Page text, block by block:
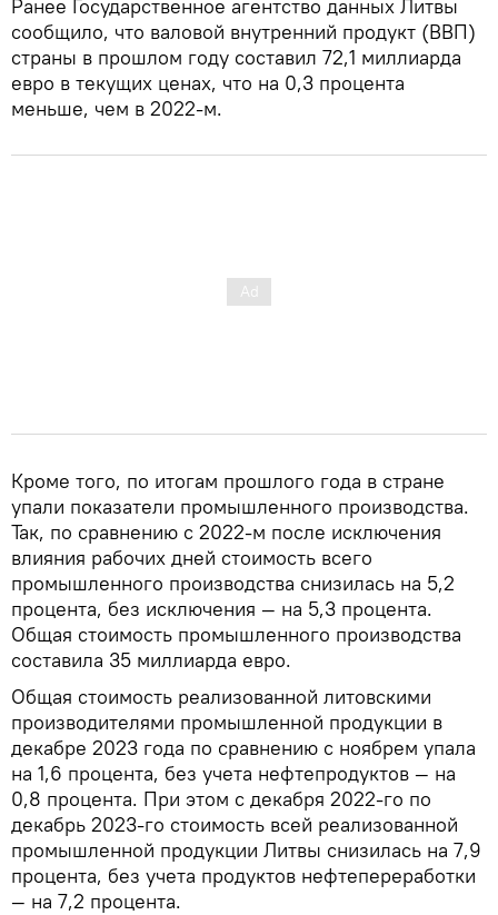
Ранее Государственное агентство данных Литвы
сообщило, что валовой внутренний продукт (ВВП)
страны в прошлом году составил 72,1 миллиарда
евро в текущих ценах, что на 0,3 процента
меньше, чем в 2022-м.
Кроме того, по итогам прошлого года в стране
упали показатели промышленного производства.
Так, по сравнению с 2022-м после исключения
влияния рабочих дней стоимость всего
промышленного производства снизилась на 5,2
процента, без исключения — на 5,3 процента.
Общая стоимость промышленного производства
составила 35 миллиарда евро.
Общая стоимость реализованной литовскими
производителями промышленной продукции в
декабре 2023 года по сравнению с ноябрем упала
на 1,6 процента, без учета нефтепродуктов — на
0,8 процента. При этом с декабря 2022-го по
декабрь 2023-го стоимость всей реализованной
промышленной продукции Литвы снизилась на 7,9
процента, без учета продуктов нефтепереработки
— на 7,2 процента.